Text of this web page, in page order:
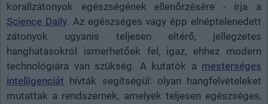
korallzátonyok egészségének ellenőrzésére - írja a
Science Daily. Az egészséges vagy épp elnéptelenedett
zátonyok ugyanis teljesen eltérő, jellegzetes
hanghatásokról ismerhetőek fel, igaz, ehhez modern
technológiára van szükség. A kutatók a mesterséges
intelligenciát hívták segítségül: olyan hangfelvételeket
mutattak a rendszernek, amelyek teljesen egészséges,